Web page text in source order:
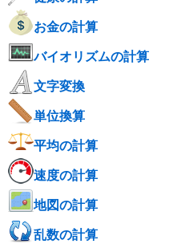
お金の計算
バイオリズムの計算
文字変換
単位換算
平均の計算
速度の計算
地図の計算
乱数の計算